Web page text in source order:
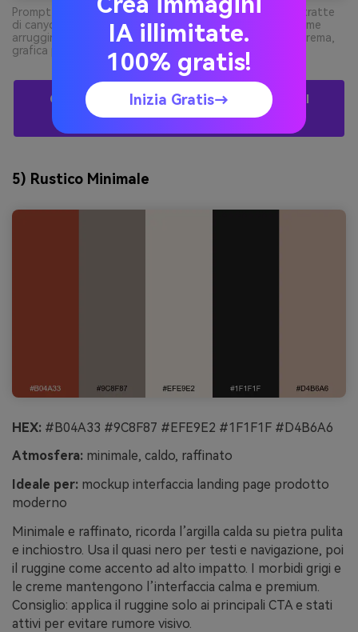
Prompt: ampio banner hero blog di viaggi con forme astratte
di canyon e titoli in tipografia pulita, colori dominanti rame
arrugginito, pesca pallida, accenti blu ardesia e fondo crema,
grafica piatta, senza foto --ar 21:9
Crea Visual Con Palette Red Rust Tramite AI
Gratuitamente
5) Rustico Minimale
HEX: #B04A33 #9C8F87 #EFE9E2 #1F1F1F #D4B6A6
Atmosfera: minimale, caldo, raffinato
Ideale per: mockup interfaccia landing page prodotto
moderno
Minimale e raffinato, ricorda l’argilla calda su pietra pulita
e inchiostro. Usa il quasi nero per testi e navigazione, poi
il ruggine come accento ad alto impatto. I morbidi grigi e
le creme mantengono l’interfaccia calma e premium.
Consiglio: applica il ruggine solo ai principali CTA e stati
attivi per evitare rumore visivo.
IA illimitate.
100% gratis!
Inizia Gratis→